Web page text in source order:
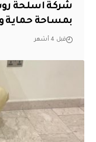
شركة اسلحة
بمساحة حماية
قبل 4 أشهر